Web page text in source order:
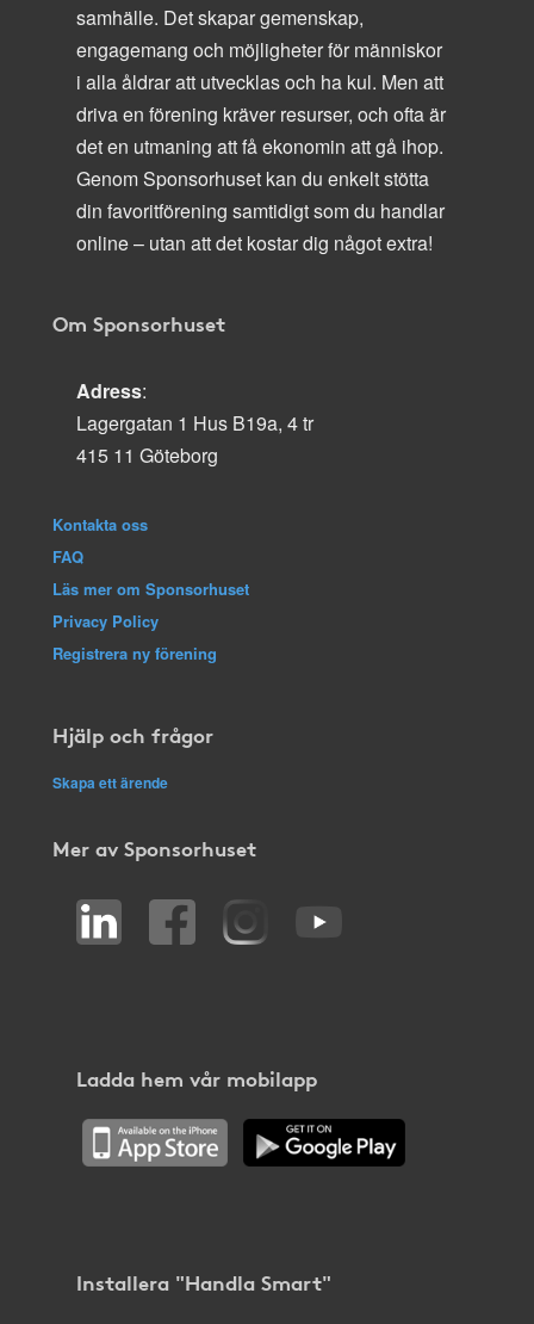
samhälle. Det skapar gemenskap,
engagemang och möjligheter för människor
i alla åldrar att utvecklas och ha kul. Men att
driva en förening kräver resurser, och ofta är
det en utmaning att få ekonomin att gå ihop.
Genom Sponsorhuset kan du enkelt stötta
din favoritförening samtidigt som du handlar
online – utan att det kostar dig något extra!
Om Sponsorhuset
Adress:
Lagergatan 1 Hus B19a, 4 tr
415 11 Göteborg
Kontakta oss
FAQ
Läs mer om Sponsorhuset
Privacy Policy
Registrera ny förening
Hjälp och frågor
Skapa ett ärende
Mer av Sponsorhuset
Ladda hem vår mobilapp
Installera "Handla Smart"